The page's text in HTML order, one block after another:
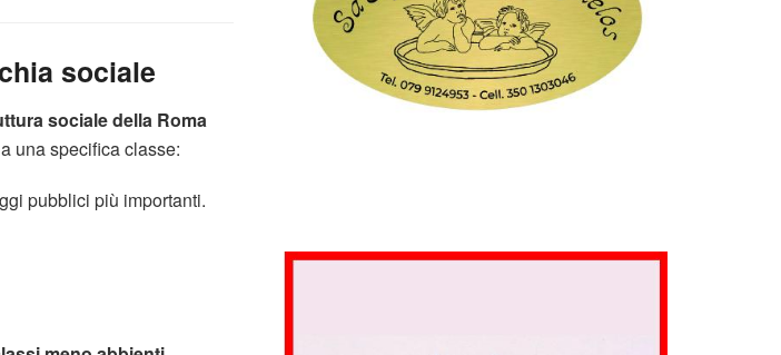
sociale
sociale della Roma
una specifica classe:
pubblici più importanti.